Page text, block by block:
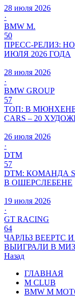
28 июля 2026
·
BMW M.
50
ПРЕСС-РЕЛИЗ:
ИЮЛЯ 2026 ГОДА
28 июля 2026
·
BMW GROUP
57
ТОП: В МЮНХЕНЕ
CARS – 20
26 июля 2026
·
DTM
57
DTM: КОМАНДА
В ОШЕРСЛЕБЕНЕ
19 июля 2026
·
GT RACING
64
ЧАРЛЬЗ ВЕЕРТС
ВЫИГРАЛИ В
Назад
ГЛАВНАЯ
M CLUB
BMW M